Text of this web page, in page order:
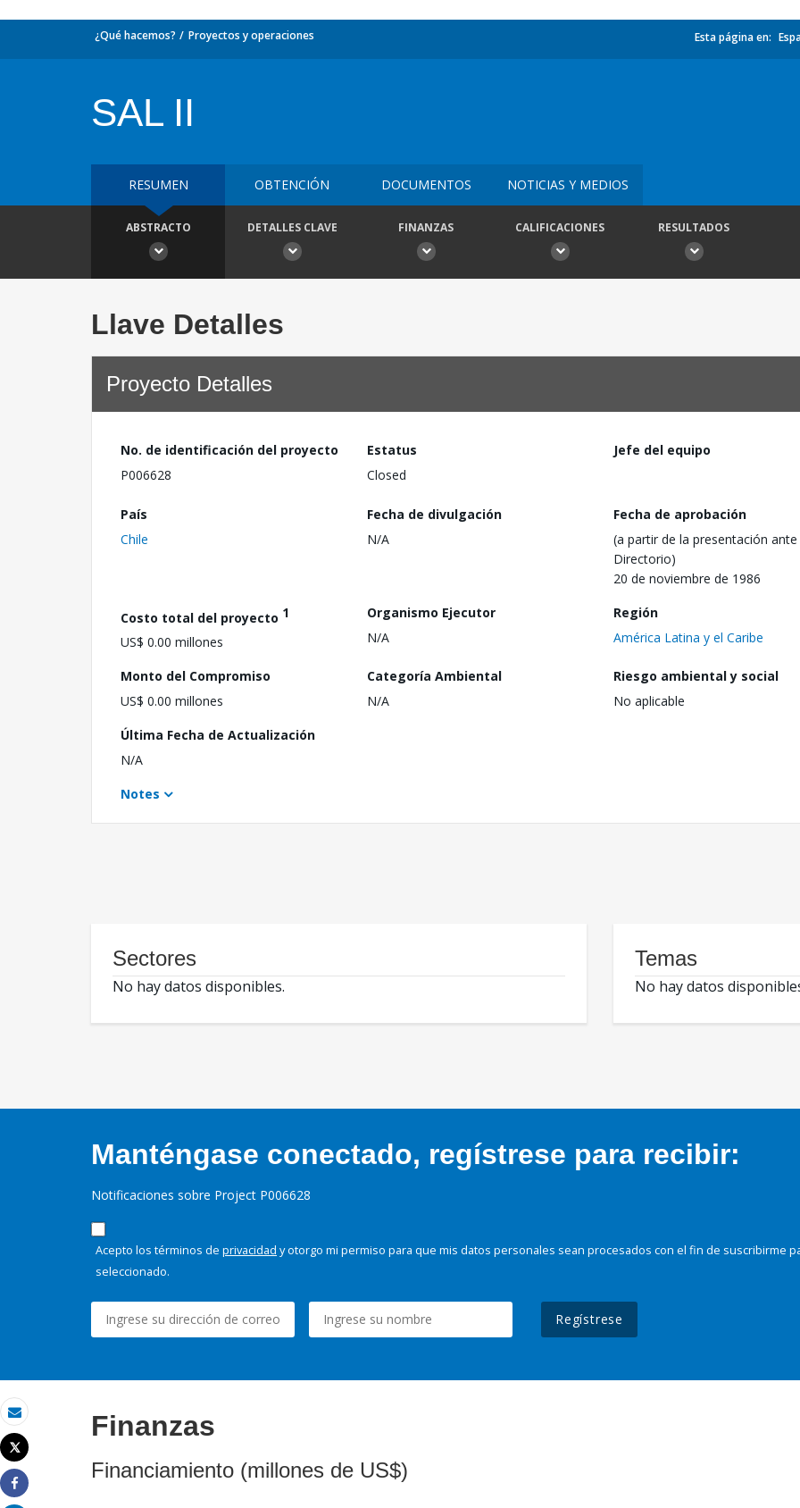
Correo electrónico
Imprimir
Tweet
Share
¿Qué hacemos? Proyectos y operaciones Esta página en:
SAL II
RESUMEN OBTENCIÓN DOCUMENTOS NOTICIAS Y MEDIOS
ABSTRACTO DETALLES CLAVE FINANZAS CALIFICACIONES RESULTADOS
Llave Detalles
Proyecto Detalles
No. de identificación del proyecto
P006628
Estatus
Closed
Jefe del equipo
País
Chile
Fecha de divulgación
N/A
Fecha de aprobación
(a partir de la presentación ante
Directorio)
20 de noviembre de 1986
Costo total del proyecto 1
US$ 0.00 millones
Organismo Ejecutor
N/A
Región
América Latina y el Caribe
Monto del Compromiso
US$ 0.00 millones
Categoría Ambiental
N/A
Riesgo ambiental y social
No aplicable
Última Fecha de Actualización
N/A
Notes
Sectores
No hay datos disponibles.
Temas
No hay datos
Manténgase conectado, regístrese para recibir:
Notificaciones sobre Project P006628
Acepto los términos de privacidad y otorgo mi permiso para que mis datos personales sean procesados con el fin de suscribirme
seleccionado.
Regístrese
Finanzas
Financiamiento (millones de US$)